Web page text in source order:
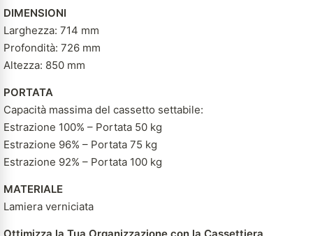
DIMENSIONI
Larghezza: 714 mm
Profondità: 726 mm
Altezza: 850 mm
PORTATA
Capacità massima del cassetto settabile:
Estrazione 100% – Portata 50 kg
Estrazione 96% – Portata 75 kg
Estrazione 92% – Portata 100 kg
MATERIALE
Lamiera verniciata